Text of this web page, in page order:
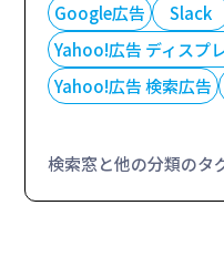
Google広告
Slack
Yahoo!広告 ディスプ
Yahoo!広告 検索広告
検索窓と他の分類のタ